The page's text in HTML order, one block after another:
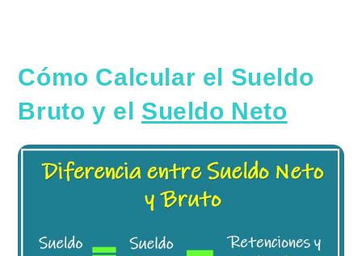
Cómo Calcular el Sueldo
Bruto y el Sueldo Neto